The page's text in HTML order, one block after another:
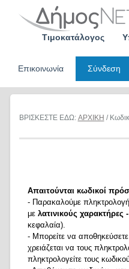
Τιμοκατάλογος
Επικοινωνία
Σύνδεση
ΒΡΙΣΚΕΣΤΕ ΕΔΩ: ΑΡΧΙΚΗ /
Απαιτούνται κωδικοί
- Παρακαλούμε
με λατινικούς χαρακτήρες -
κεφαλαία).
- Μπορείτε να
χρειάζεται να τους
πληκτρολογείτε τους